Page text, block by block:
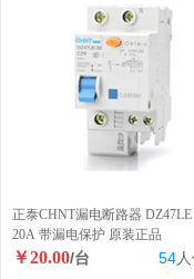
正泰CHNT漏电断路器 DZ47LE
20A 带漏电保护 原装正品
￥20.00/台 54人